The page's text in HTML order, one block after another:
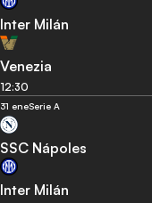
Inter Milán
Venezia
12:30
31 eneSerie A
SSC Nápoles
Inter Milán